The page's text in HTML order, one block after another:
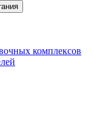
комплексов